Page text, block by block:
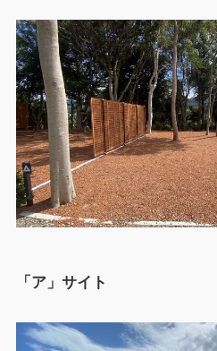
「ア」サイト